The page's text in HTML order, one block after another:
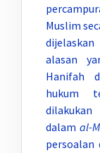
Muslim
alasan
Hanifah
hukum
dalamal-
persoalan